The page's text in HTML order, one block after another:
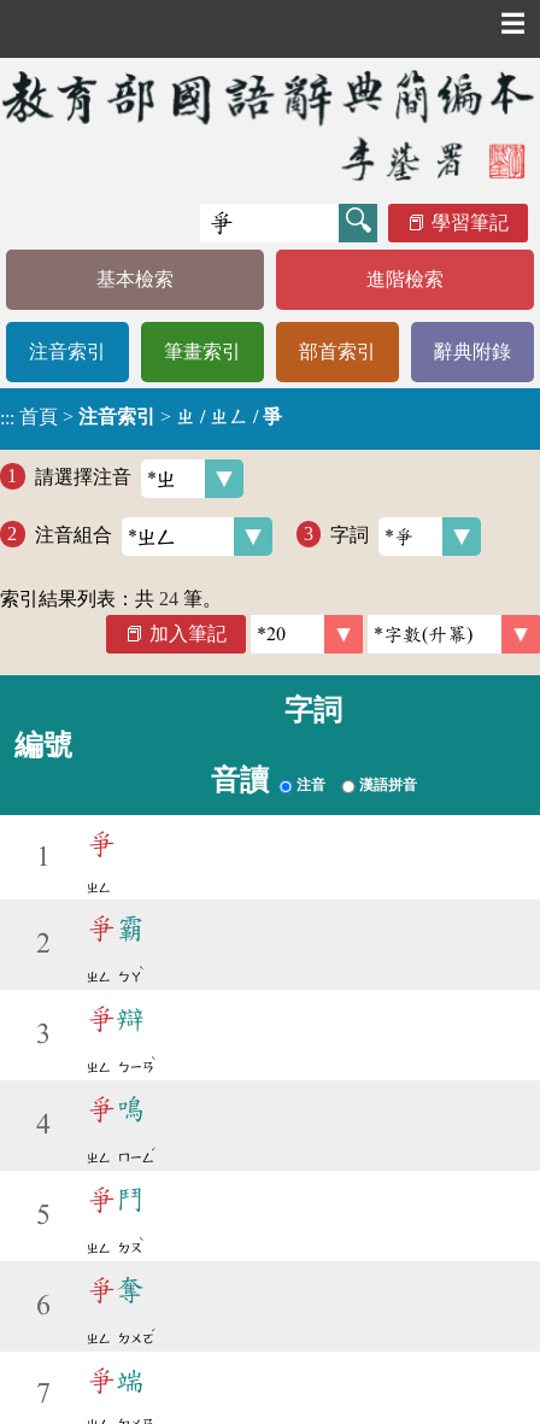
☰
學習筆記
基本檢索 進階檢索
注音索引 筆畫索引 部首索引 辭典附錄
::: 首頁 > 注音索引 > ㄓ / ㄓㄥ / 爭
請選擇注音
注音組合 字詞
索引結果列表：共 24 筆。
加入筆記
編號
字詞
音讀 注音 漢語拼音
1 爭
ㄓㄥ
2
爭霸
ㄓㄥ ㄅㄚ
ˋ
3
爭辯
ㄓㄥ ㄅㄧㄢ
ˋ
4
爭鳴
ㄓㄥ ㄇㄧㄥ
ˊ
5
爭鬥
ㄓㄥ ㄉㄡ
ˋ
6
爭奪
ㄓㄥ ㄉㄨㄛ
ˊ
7 爭端